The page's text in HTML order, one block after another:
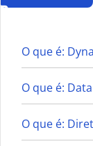
D
O que é:
O que é:
O que é: